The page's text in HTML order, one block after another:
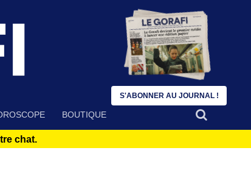
BOUTIQUE
chat.
S'ABONNER AU JOURNAL !